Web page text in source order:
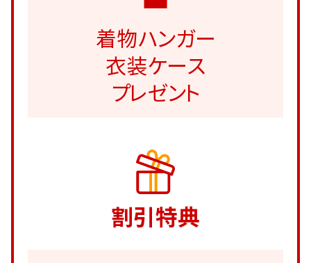
着物ハンガー
衣装ケース
プレゼント
割引特典